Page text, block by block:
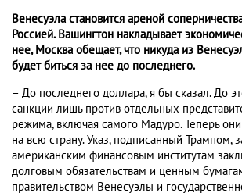
Венесуэла становится ареной
Россией. Вашингтон накладывает
нее, Москва обещает, что никуда из
будет биться за нее до последнего.
– До последнего доллара, я бы сказал. До
санкции лишь против отдельных
режима, включая самого Мадуро. Теперь
на всю страну. Указ, подписанный Трампом,
американским финансовым институтам
долговым обязательствам и ценным
правительством Венесуэлы и